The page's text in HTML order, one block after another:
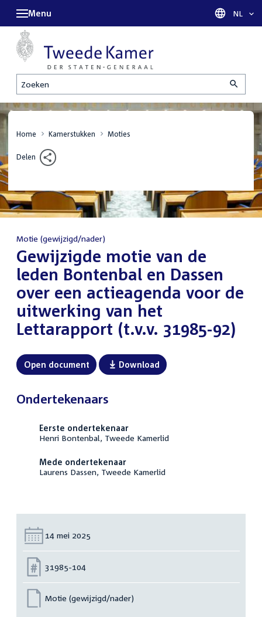
Zoeken
Menu Taal
NL
Home Kamerstukken Moties
Delen
Motie (gewijzigd/nader)
:Gewijzigde motie van de
leden Bontenbal en Dassen
over een actieagenda voor de
uitwerking van het
Lettarapport (t.v.v. 31985-92)
Open document Download
Ondertekenaars
Eerste ondertekenaar
Henri Bontenbal, Tweede Kamerlid
Mede ondertekenaar
Laurens Dassen, Tweede Kamerlid
Datum:
14 mei 2025
Nummer:
31985-104
Motie (gewijzigd/nader)